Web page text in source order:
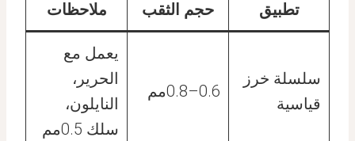
تطبيق حجم الثقب ملاحظات
سلسلة خرز
قياسية
0.6–0.8مم
يعمل مع
الحرير،
النايلون،
سلك 0.5مم